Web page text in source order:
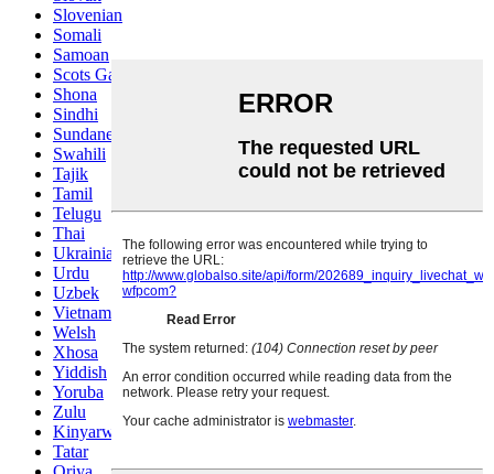
Slovenian
Somali
Samoan
Scots Gaelic
Shona
Sindhi
Sundanese
Swahili
Tajik
Tamil
Telugu
Thai
Ukrainian
Urdu
Uzbek
Vietnamese
Welsh
Xhosa
Yiddish
Yoruba
Zulu
Kinyarwanda
Tatar